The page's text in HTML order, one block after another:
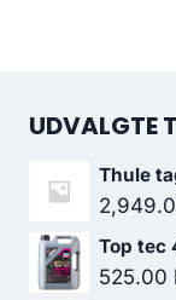
UDVALGTE
Thule
Top tec
525.00